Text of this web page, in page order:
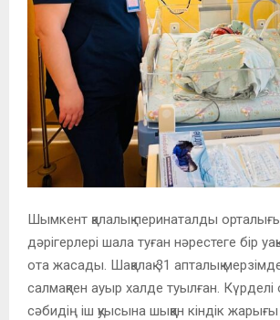
Шымкент қалалық перинаталды
дәрігерлері шала туған нәрестеге бір
ота жасады. Шақалақ 31 апталық
салмақпен ауыр халде туылған.
сәбидің іш қуысына шыққан кіндік